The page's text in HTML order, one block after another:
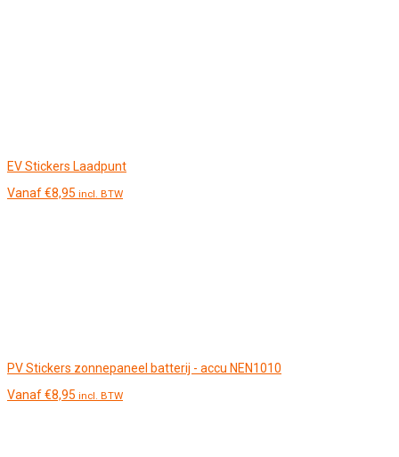
EV Stickers Laadpunt
Vanaf€8,95 incl. BTW
PV Stickers zonnepaneel batterij - accu NEN1010
Vanaf€8,95 incl. BTW